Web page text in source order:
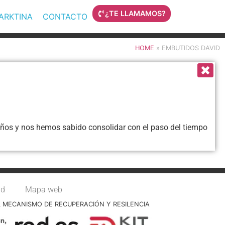
CONTACTO ¿TE LLAMAMOS?
HOME » EMBUTIDOS DAVID
y nos hemos sabido consolidar con el paso del tiempo
Mapa web
DE RECUPERACIÓN Y RESILENCIA